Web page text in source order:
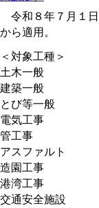
令和８年７月１
から適用。
＜対象工種＞
土木一般
建築一般
とび等一般
電気工事
管工事
アスファルト
造園工事
港湾工事
交通安全施設